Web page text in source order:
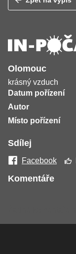
Olomouc
krásný vzduch
Datum pořízení
Autor
Místo pořízení
Sdílej
Facebook
Komentáře